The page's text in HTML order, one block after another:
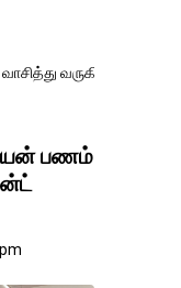
�.
பணம்